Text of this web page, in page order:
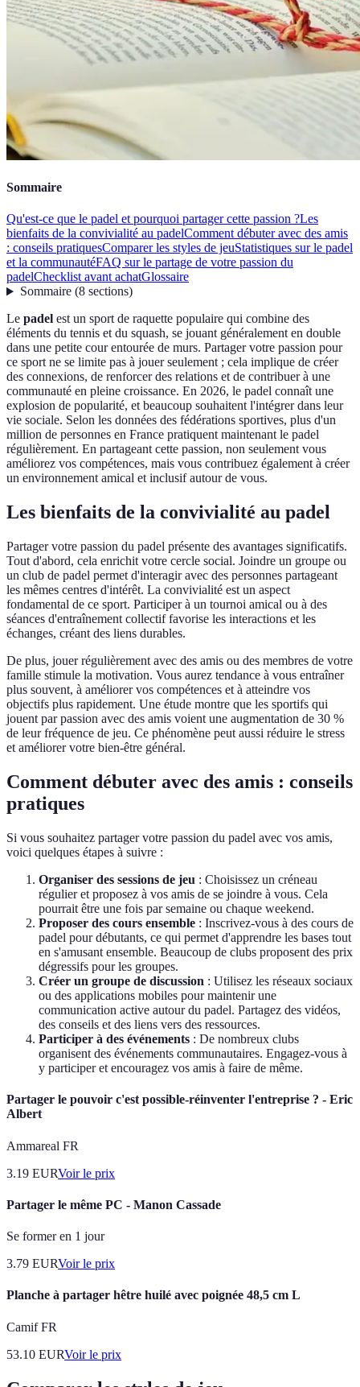
Sommaire
Qu'est-ce que le padel et pourquoi partager cette passion ?Les
bienfaits de la convivialité au padelComment débuter avec des amis
: conseils pratiquesComparer les styles de jeuStatistiques sur le padel
et la communautéFAQ sur le partage de votre passion du
padelChecklist avant achatGlossaire
Sommaire(8 sections)
Le padel est un sport de raquette populaire qui combine des
éléments du tennis et du squash, se jouant généralement en double
dans une petite cour entourée de murs. Partager votre passion pour
ce sport ne se limite pas à jouer seulement ; cela implique de créer
des connexions, de renforcer des relations et de contribuer à une
communauté en pleine croissance. En 2026, le padel connaît une
explosion de popularité, et beaucoup souhaitent l'intégrer dans leur
vie sociale. Selon les données des fédérations sportives, plus d'un
million de personnes en France pratiquent maintenant le padel
régulièrement. En partageant cette passion, non seulement vous
améliorez vos compétences, mais vous contribuez également à créer
un environnement amical et inclusif autour de vous.
Les bienfaits de la convivialité au padel
Partager votre passion du padel présente des avantages significatifs.
Tout d'abord, cela enrichit votre cercle social. Joindre un groupe ou
un club de padel permet d'interagir avec des personnes partageant
les mêmes centres d'intérêt. La convivialité est un aspect
fondamental de ce sport. Participer à un tournoi amical ou à des
séances d'entraînement collectif favorise les interactions et les
échanges, créant des liens durables.
De plus, jouer régulièrement avec des amis ou des membres de votre
famille stimule la motivation. Vous aurez tendance à vous entraîner
plus souvent, à améliorer vos compétences et à atteindre vos
objectifs plus rapidement. Une étude montre que les sportifs qui
jouent par passion avec des amis voient une augmentation de 30 %
de leur fréquence de jeu. Ce phénomène peut aussi réduire le stress
et améliorer votre bien-être général.
Comment débuter avec des amis : conseils
pratiques
Si vous souhaitez partager votre passion du padel avec vos amis,
voici quelques étapes à suivre :
Organiser des sessions de jeu : Choisissez un créneau
régulier et proposez à vos amis de se joindre à vous. Cela
pourrait être une fois par semaine ou chaque weekend.
Proposer des cours ensemble : Inscrivez-vous à des cours de
padel pour débutants, ce qui permet d'apprendre les bases tout
en s'amusant ensemble. Beaucoup de clubs proposent des prix
dégressifs pour les groupes.
Créer un groupe de discussion : Utilisez les réseaux sociaux
ou des applications mobiles pour maintenir une
communication active autour du padel. Partagez des vidéos,
des conseils et des liens vers des ressources.
Participer à des événements : De nombreux clubs
organisent des événements communautaires. Engagez-vous à
y participer et encouragez vos amis à faire de même.
Partager le pouvoir c'est possible-réinventer l'entreprise ? - Eric
Albert
Ammareal FR
3.19 EURVoir le prix
Partager le même PC - Manon Cassade
Se former en 1 jour
3.79 EURVoir le prix
Planche à partager hêtre huilé avec poignée 48,5 cm L
Camif FR
53.10 EURVoir le prix